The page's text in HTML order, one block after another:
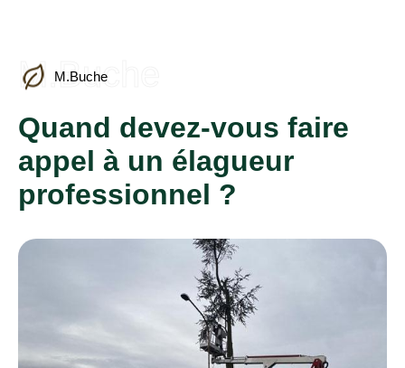
M.Buche
M.Buche
Quand devez-vous faire
appel à un élagueur
professionnel ?